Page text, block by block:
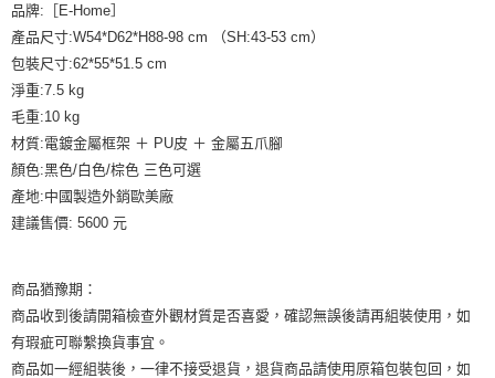
品牌:［E-Home］
產品尺寸:W54*D62*H88-98 cm （SH:43-53 cm）
包裝尺寸:62*55*51.5 cm
淨重:7.5 kg
毛重:10 kg
材質:電鍍金屬框架 ＋ PU皮 ＋ 金屬五爪腳
顏色:黑色/白色/棕色 三色可選
產地:中國製造外銷歐美廠
建議售價: 5600 元
商品猶豫期：
商品收到後請開箱檢查外觀材質是否喜愛，確認無誤後請再組裝使用，如
有瑕疵可聯繫換貨事宜。
商品如一經組裝後，一律不接受退貨，退貨商品請使用原箱包裝包回，如